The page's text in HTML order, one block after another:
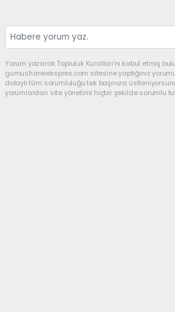
Yorum yazarak Topluluk Kuralları’nı kabul etmiş
gumushaneekspres.com sitesine yaptığınız
dolaylı tüm sorumluluğu tek başınıza
yorumlardan site yönetimi hiçbir şekilde sorumlu